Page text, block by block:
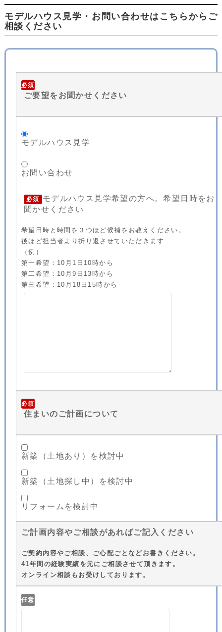
モデルハウス見学・お問い合わせはこちらからご
相談ください
必須
ご要望をお聞かせください
モデルハウス見学
お問い合わせ
必須
モデルハウス見学希望の方へ。希望日時をお
聞かせください
希望日時と時間を３つほど候補をお教えください。
後ほど担当者より折り返させていただきます
（例）
第一希望：10月1日10時から
第二希望：10月9日13時から
第三希望：10月18日15時から
必須
住まいのご計画について
新築（土地あり）を検討中
新築（土地探し中）を検討中
リフォームを検討中
ご計画内容やご相談があればご記入ください
ご契約内容やご相談、ご心配ごとなどお書きください。
41年間の経験実績を元にご相談させて頂きます。
オンライン相談もお受けしております。
任意